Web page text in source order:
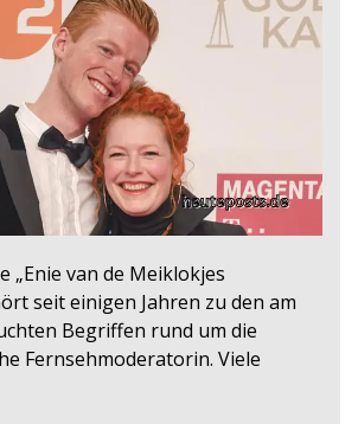
„Enie van de Meiklokjes
seit einigen Jahren zu den am
Begriffen rund um die
Fernsehmoderatorin. Viele